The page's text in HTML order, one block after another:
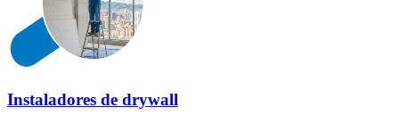
Instaladores de drywall